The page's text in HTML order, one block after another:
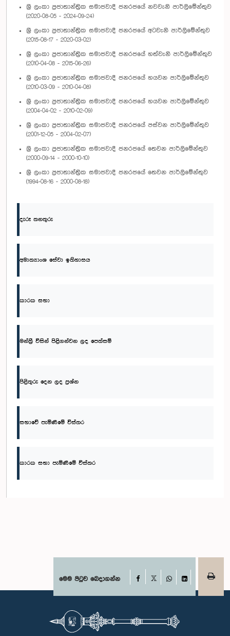
ශ්‍රී ලංකා ප්‍රජාතාන්ත්‍රික සමාජවාදී ජනරජයේ නවවැනි පාර්ලිමේන්තුව
(2020-08-05 - 2024-09-24)
ශ්‍රී ලංකා ප්‍රජාතාන්ත්‍රික සමාජවාදී ජනරජයේ අටවැනි පාර්ලිමේන්තුව
(2015-08-17 - 2020-03-02)
ශ්‍රී ලංකා ප්‍රජාතාන්ත්‍රික සමාජවාදී ජනරජයේ හත්වැනි පාර්ලිමේන්තුව
(2010-04-08 - 2015-06-26)
ශ්‍රී ලංකා ප්‍රජාතාන්ත්‍රික සමාජවාදී ජනරජයේ හයවන පාර්ලිමේන්තුව
(2010-03-09 - 2010-04-08)
ශ්‍රී ලංකා ප්‍රජාතාන්ත්‍රික සමාජවාදී ජනරජයේ හයවන පාර්ලිමේන්තුව
(2004-04-02 - 2010-02-09)
ශ්‍රී ලංකා ප්‍රජාතාන්ත්‍රික සමාජවාදී ජනරජයේ පස්වන පාර්ලිමේන්තුව
(2001-12-05 - 2004-02-07)
ශ්‍රී ලංකා ප්‍රජාතාන්ත්‍රික සමාජවාදී ජනරජයේ තෙවන පාර්ලිමේන්තුව
(2000-09-14 - 2000-10-10)
ශ්‍රී ලංකා ප්‍රජාතාන්ත්‍රික සමාජවාදී ජනරජයේ තෙවන පාර්ලිමේන්තුව
(1994-08-16 - 2000-08-18)
දැරූ තනතුරු
අමාත්‍යාංශ සේවා ඉතිහාසය
කාරක සභා
මන්ත්‍රී විසින් පිළිගන්වන ලද පෙත්සම්
පිළිතුරු දෙන ලද ප්‍රශ්න
සභාවේ පැමිණීමේ විස්තර
කාරක සභා පැමිණීමේ විස්තර
මෙම පිටුව බෙදාගන්න Facebook